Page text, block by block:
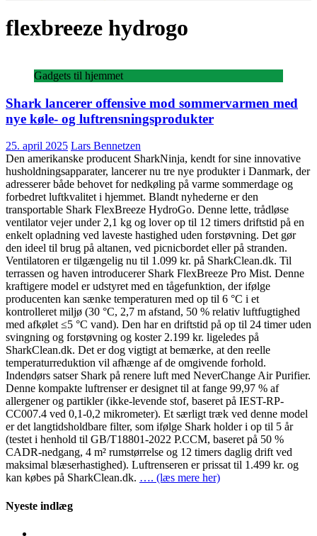
flexbreeze hydrogo
Gadgets til hjemmet
Shark lancerer offensive mod sommervarmen med
nye køle- og luftrensningsprodukter
25. april 2025 Lars Bennetzen
Den amerikanske producent SharkNinja, kendt for sine innovative
husholdningsapparater, lancerer nu tre nye produkter i Danmark, der
adresserer både behovet for nedkøling på varme sommerdage og
forbedret luftkvalitet i hjemmet. Blandt nyhederne er den
transportable Shark FlexBreeze HydroGo. Denne lette, trådløse
ventilator vejer under 2,1 kg og lover op til 12 timers driftstid på en
enkelt opladning ved laveste hastighed uden forstøvning. Det gør
den ideel til brug på altanen, ved picnicbordet eller på stranden.
Ventilatoren er tilgængelig nu til 1.099 kr. på SharkClean.dk. Til
terrassen og haven introducerer Shark FlexBreeze Pro Mist. Denne
kraftigere model er udstyret med en tågefunktion, der ifølge
producenten kan sænke temperaturen med op til 6 °C i et
kontrolleret miljø (30 °C, 2,7 m afstand, 50 % relativ luftfugtighed
med afkølet ≤5 °C vand). Den har en driftstid på op til 24 timer uden
svingning og forstøvning og koster 2.199 kr. ligeledes på
SharkClean.dk. Det er dog vigtigt at bemærke, at den reelle
temperaturreduktion vil afhænge af de omgivende forhold.
Indendørs satser Shark på renere luft med NeverChange Air Purifier.
Denne kompakte luftrenser er designet til at fange 99,97 % af
allergener og partikler (ikke-levende stof, baseret på IEST-RP-
CC007.4 ved 0,1-0,2 mikrometer). Et særligt træk ved denne model
er det langtidsholdbare filter, som ifølge Shark holder i op til 5 år
(testet i henhold til GB/T18801-2022 P.CCM, baseret på 50 %
CADR-nedgang, 4 m² rumstørrelse og 12 timers daglig drift ved
maksimal blæserhastighed). Luftrenseren er prissat til 1.499 kr. og
kan købes på SharkClean.dk. …. (læs mere her)
Nyeste indlæg